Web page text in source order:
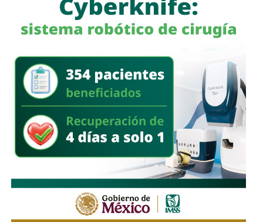
desplegó cuadrillas para retirar ramas, residuos y
materiales acumulados en coladeras y alcantarillas,
además de continuar con la limpieza de las zonas donde
El Gobierno Municipal reiteró que mantiene activos los
protocolos de atención durante la temporada de lluvias e
hizo un llamado a la población a evitar tirar basura en la vía
pública, ya que los desechos obstruyen la infraestructura
pluvial y favorecen los encharcamientos.
También lee:Domingo de Pilas lleva servicios de salud y
rehabilitación urbana a Villas del Sauzalito